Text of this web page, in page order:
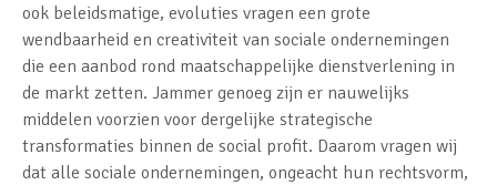
ook beleidsmatige, evoluties vragen een grote
wendbaarheid en creativiteit van sociale ondernemingen
die een aanbod rond maatschappelijke dienstverlening in
de markt zetten. Jammer genoeg zijn er nauwelijks
middelen voorzien voor dergelijke strategische
transformaties binnen de social profit. Daarom vragen wij
dat alle sociale ondernemingen, ongeacht hun rechtsvorm,